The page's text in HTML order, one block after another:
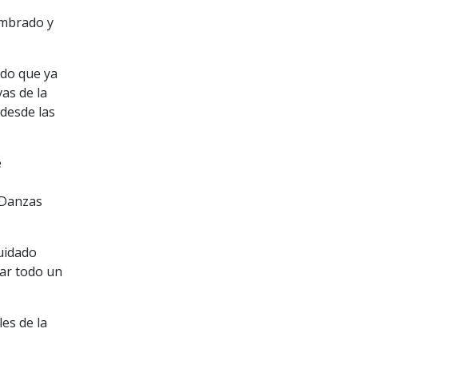
y
que ya
de la
las
todo un
de la